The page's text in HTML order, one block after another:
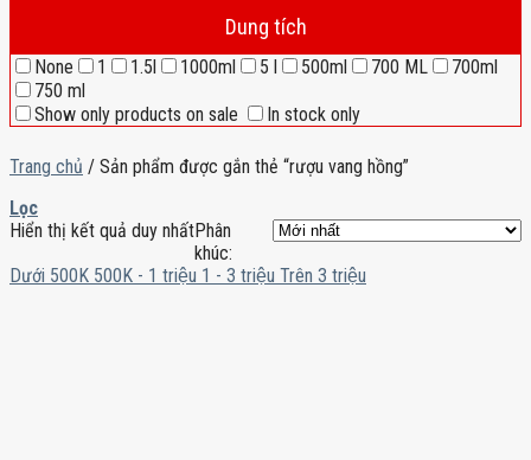
Dung tích
None 1 1.5l 1000ml 5 l 500ml 700 ML
700ml
750 ml
Show only products on sale
In stock only
Trang chủ / Sản phẩm được gắn thẻ “rượu vang hồng”
Lọc
Hiển thị kết quả duy nhấtPhân
khúc:
Dưới 500K 500K - 1 triệu 1 - 3 triệu Trên 3 triệu